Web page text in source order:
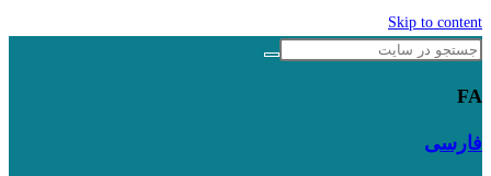
Skip to content
FA
فارسی